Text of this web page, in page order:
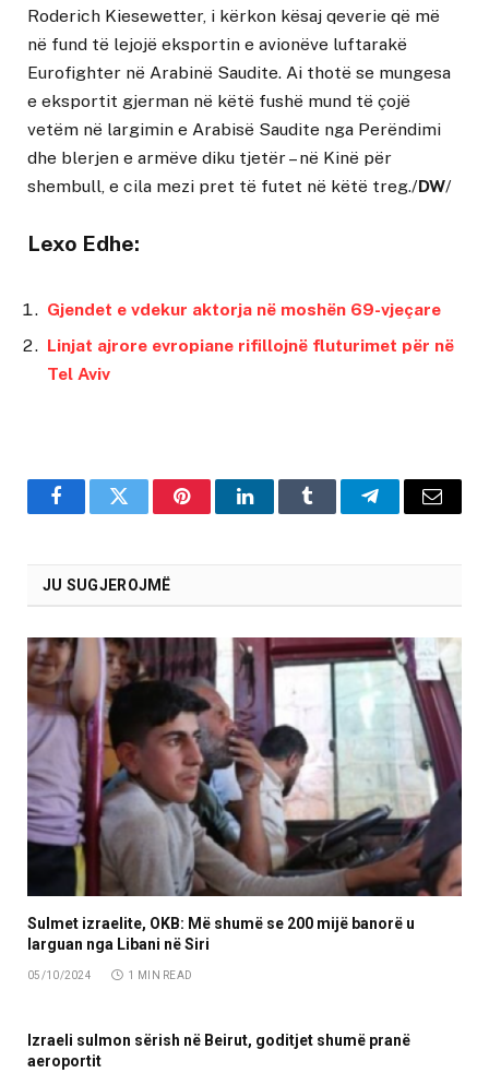
Roderich Kiesewetter, i kërkon kësaj qeverie që më
në fund të lejojë eksportin e avionëve luftarakë
Eurofighter në Arabinë Saudite. Ai thotë se mungesa
e eksportit gjerman në këtë fushë mund të çojë
vetëm në largimin e Arabisë Saudite nga Perëndimi
dhe blerjen e armëve diku tjetër – në Kinë për
shembull, e cila mezi pret të futet në këtë treg./DW/
Lexo Edhe:
Gjendet e vdekur aktorja në moshën 69-vjeçare
Linjat ajrore evropiane rifillojnë fluturimet për në
Tel Aviv
FacebookTwitter PinterestLinkedInTumblr TelegramEmail
JU SUGJEROJMË
Sulmet izraelite, OKB: Më shumë se 200 mijë banorë u
larguan nga Libani në Siri
05/10/2024 1 MIN READ
Izraeli sulmon sërish në Beirut, goditjet shumë pranë
aeroportit